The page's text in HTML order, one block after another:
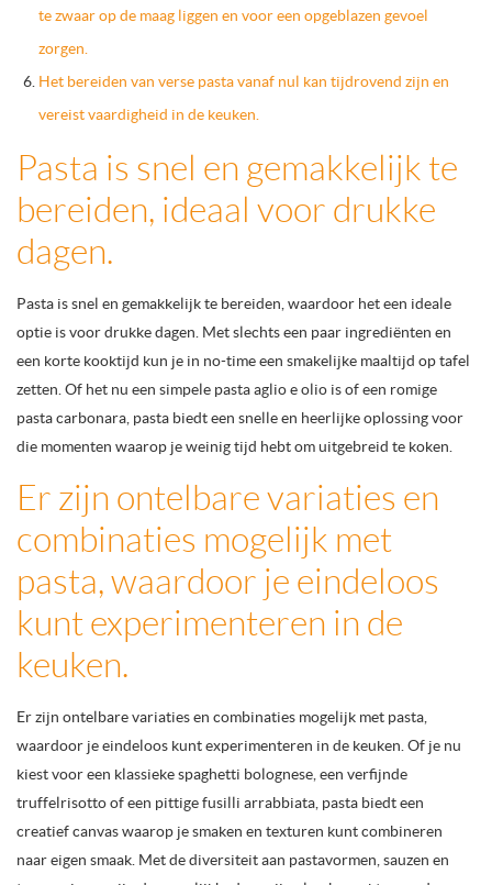
te zwaar op de maag liggen en voor een opgeblazen gevoel
zorgen.
Het bereiden van verse pasta vanaf nul kan tijdrovend zijn en
vereist vaardigheid in de keuken.
Pasta is snel en gemakkelijk te
bereiden, ideaal voor drukke
dagen.
Pasta is snel en gemakkelijk te bereiden, waardoor het een ideale
optie is voor drukke dagen. Met slechts een paar ingrediënten en
een korte kooktijd kun je in no-time een smakelijke maaltijd op tafel
zetten. Of het nu een simpele pasta aglio e olio is of een romige
pasta carbonara, pasta biedt een snelle en heerlijke oplossing voor
die momenten waarop je weinig tijd hebt om uitgebreid te koken.
Er zijn ontelbare variaties en
combinaties mogelijk met
pasta, waardoor je eindeloos
kunt experimenteren in de
keuken.
Er zijn ontelbare variaties en combinaties mogelijk met pasta,
waardoor je eindeloos kunt experimenteren in de keuken. Of je nu
kiest voor een klassieke spaghetti bolognese, een verfijnde
truffelrisotto of een pittige fusilli arrabbiata, pasta biedt een
creatief canvas waarop je smaken en texturen kunt combineren
naar eigen smaak. Met de diversiteit aan pastavormen, sauzen en